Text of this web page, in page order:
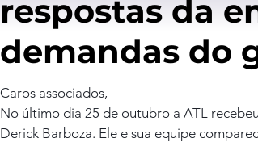
respostas da
demandas do
Caros associados,
No último dia 25 de outubro a ATL
Derick Barboza. Ele e sua equipe